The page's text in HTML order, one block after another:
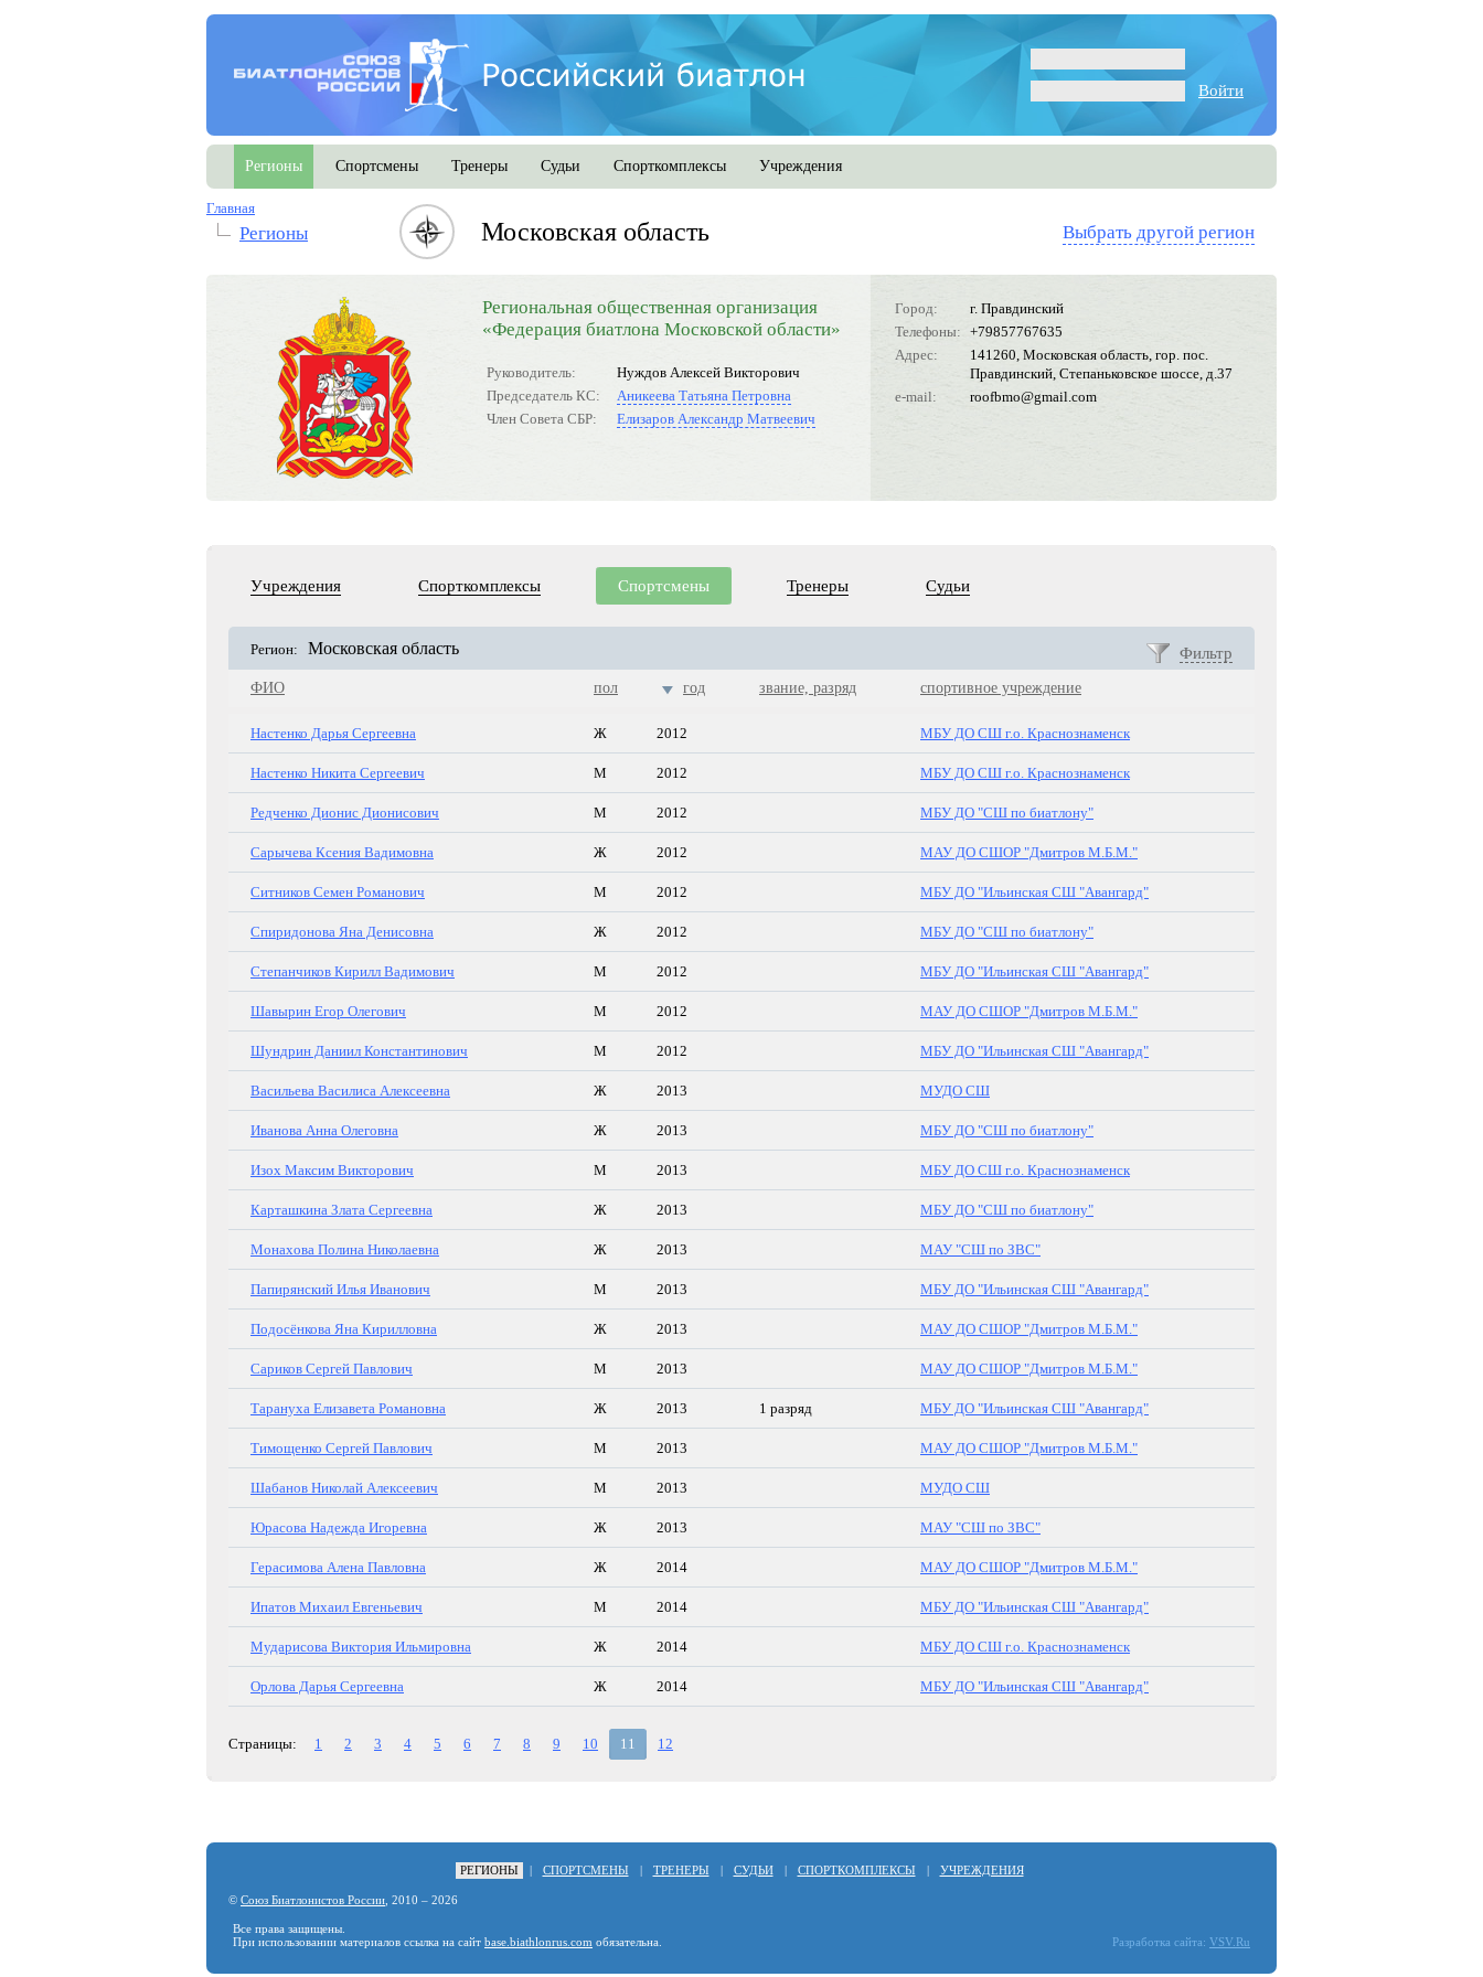
Войти
Регионы Спортсмены Тренеры Судьи Спорткомплексы Учреждения
Главная
Регионы Московская область Выбрать другой регион
Город:
г. Правдинский
Телефоны: +79857767635
Адрес:
141260, Московская область, гор. пос.
Правдинский, Степаньковское шоссе, д.37
e-mail:
roofbmo@gmail.com
Региональная общественная организация
«Федерация биатлона Московской области»
Руководитель:
Нуждов Алексей Викторович
Председатель КС:
Аникеева Татьяна Петровна
Член Совета СБР:
Елизаров Александр Матвеевич
Учреждения Спорткомплексы Спортсмены Тренеры Судьи
Фильтр
Регион: Московская область
ФИО пол год звание, разряд спортивное учреждение
Настенко Дарья Сергеевна Ж 2012 МБУ ДО СШ г.о. Краснознаменск
Настенко Никита Сергеевич М 2012 МБУ ДО СШ г.о. Краснознаменск
Редченко Дионис Дионисович М 2012 МБУ ДО "СШ по биатлону"
Сарычева Ксения Вадимовна Ж 2012 МАУ ДО СШОР "Дмитров М.Б.М."
Ситников Семен Романович М 2012 МБУ ДО "Ильинская СШ "Авангард"
Спиридонова Яна Денисовна Ж 2012 МБУ ДО "СШ по биатлону"
Степанчиков Кирилл Вадимович М 2012 МБУ ДО "Ильинская СШ "Авангард"
Шавырин Егор Олегович М 2012 МАУ ДО СШОР "Дмитров М.Б.М."
Шундрин Даниил Константинович М 2012 МБУ ДО "Ильинская СШ "Авангард"
Васильева Василиса Алексеевна Ж 2013 МУДО СШ
Иванова Анна Олеговна Ж 2013 МБУ ДО "СШ по биатлону"
Изох Максим Викторович М 2013 МБУ ДО СШ г.о. Краснознаменск
Карташкина Злата Сергеевна Ж 2013 МБУ ДО "СШ по биатлону"
Монахова Полина Николаевна Ж 2013 МАУ "СШ по ЗВС"
Папирянский Илья Иванович М 2013 МБУ ДО "Ильинская СШ "Авангард"
Подосёнкова Яна Кирилловна Ж 2013 МАУ ДО СШОР "Дмитров М.Б.М."
Сариков Сергей Павлович М 2013 МАУ ДО СШОР "Дмитров М.Б.М."
Тарануха Елизавета Романовна Ж 2013 1 разряд МБУ ДО "Ильинская СШ "Авангард"
Тимощенко Сергей Павлович М 2013 МАУ ДО СШОР "Дмитров М.Б.М."
Шабанов Николай Алексеевич М 2013 МУДО СШ
Юрасова Надежда Игоревна Ж 2013 МАУ "СШ по ЗВС"
Герасимова Алена Павловна Ж 2014 МАУ ДО СШОР "Дмитров М.Б.М."
Ипатов Михаил Евгеньевич М 2014 МБУ ДО "Ильинская СШ "Авангард"
Мударисова Виктория Ильмировна Ж 2014 МБУ ДО СШ г.о. Краснознаменск
Орлова Дарья Сергеевна Ж 2014 МБУ ДО "Ильинская СШ "Авангард"
Страницы: 1 2 3 4 5 6 7 8 9 10 11 12
РЕГИОНЫ СПОРТСМЕНЫ ТРЕНЕРЫ СУДЬИ СПОРТКОМПЛЕКСЫ УЧРЕЖДЕНИЯ
© Союз Биатлонистов России , 2010 – 2026
Все права защищены.
При использовании материалов ссылка на сайт base.biathlonrus.com обязательна. Разработка сайта: VSV.Ru